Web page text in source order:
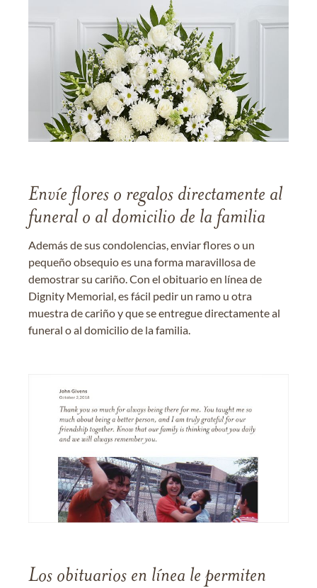
Envíe flores o regalos directamente al
funeral o al domicilio de la familia
Además de sus condolencias, enviar flores o un
pequeño obsequio es una forma maravillosa de
demostrar su cariño. Con el obituario en línea de
Dignity Memorial, es fácil pedir un ramo u otra
muestra de cariño y que se entregue directamente al
funeral o al domicilio de la familia.
Los obituarios en línea le permiten